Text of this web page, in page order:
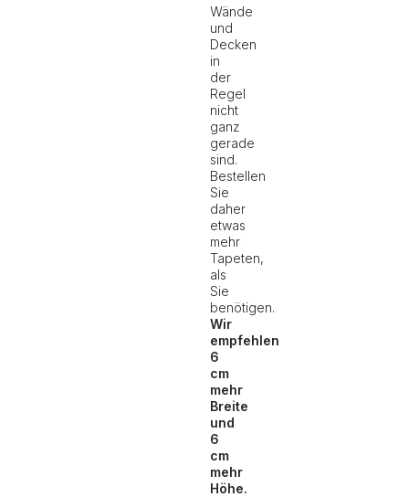
Wände
und
Decken
in
der
Regel
nicht
ganz
gerade
sind.
Bestellen
Sie
daher
etwas
mehr
Tapeten,
als
Sie
benötigen.
Wir
empfehlen
6
cm
mehr
Breite
und
6
cm
mehr
Höhe.